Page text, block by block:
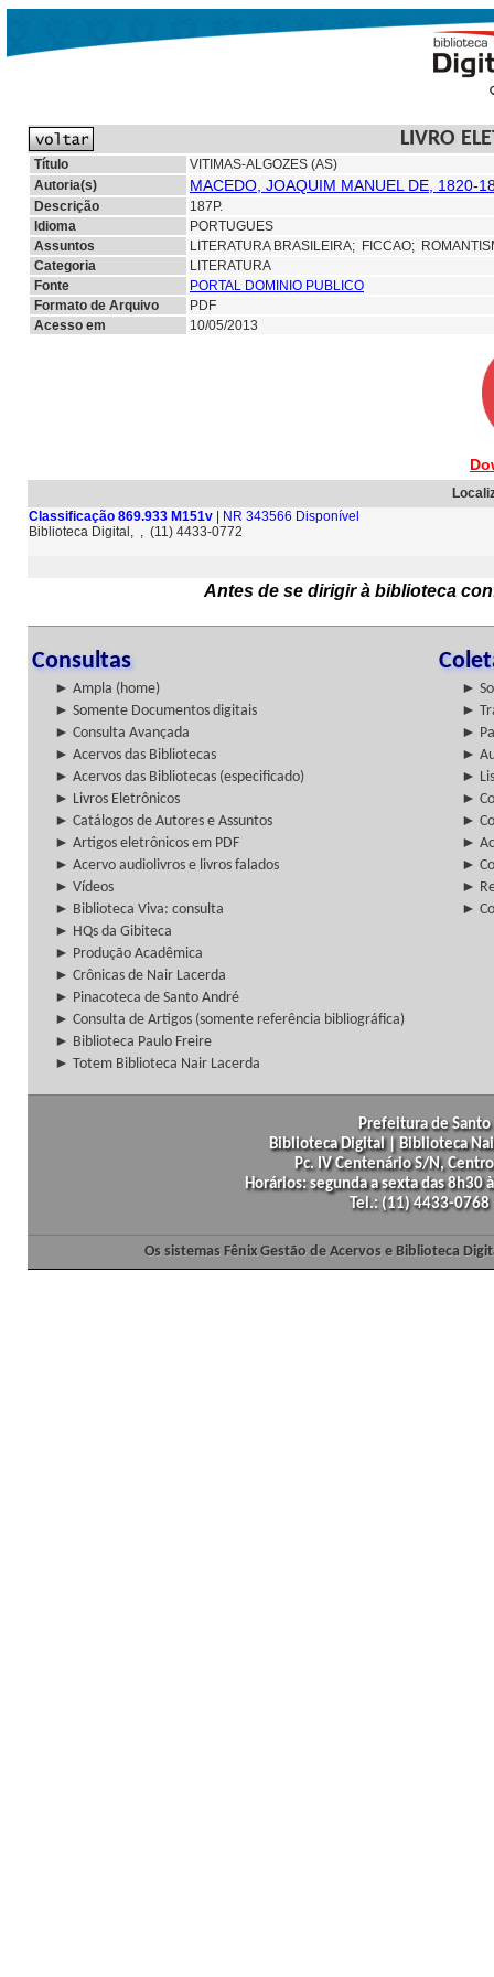
LIVRO
Título
VITIMAS-ALGOZES (AS)
Autoria(s)
MACEDO, JOAQUIM MANUEL DE, 1820-
Descrição
187P.
Idioma
PORTUGUES
Assuntos
LITERATURA BRASILEIRA; FICCAO;
Categoria
LITERATURA
Fonte
PORTAL DOMINIO PUBLICO
Formato de Arquivo
PDF
Acesso em
10/05/2013
Classificação 869.933 M151v | NR 343566 Disponível
Biblioteca Digital, , (11) 4433-0772
Antes de se dirigir à biblioteca
Consultas
► Ampla (home)
►
► Somente Documentos digitais
►
► Consulta Avançada
►
► Acervos das Bibliotecas
►
► Acervos das Bibliotecas (especificado)
►
► Livros Eletrônicos
►
► Catálogos de Autores e Assuntos
►
► Artigos eletrônicos em PDF
►
► Acervo audiolivros e livros falados
►
► Vídeos
►
► Biblioteca Viva: consulta
►
► HQs da Gibiteca
► Produção Acadêmica
► Crônicas de Nair Lacerda
► Pinacoteca de Santo André
► Consulta de Artigos (somente referência bibliográfica)
► Biblioteca Paulo Freire
► Totem Biblioteca Nair Lacerda
Prefeitura de
Biblioteca Digital | Biblioteca
Pc. IV Centenário S/N,
Horários: segunda a sexta das
Tel.: (11) 4433-
Os sistemas Fênix Gestão de Acervos e Biblioteca